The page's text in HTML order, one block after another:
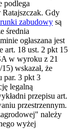
podlega
Gdy
zabudowy są
średnia
ogłaszana jest
art. 18 ust. 2 pkt 15
w wyroku z 21
wskazał, że
par. 3 pkt 3
legalną
przepisu art.
przestrzennym.
należy
wyżej